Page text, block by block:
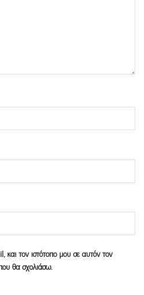
τον ιστότοπο μου σε αυτόν τον
θα σχολιάσω.